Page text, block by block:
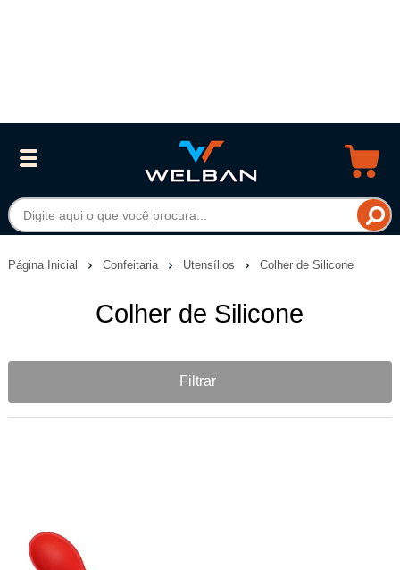
Página Inicial Confeitaria Utensílios Colher de Silicone
Colher de Silicone
Filtrar